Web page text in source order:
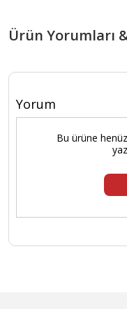
Ürün Yorumları
Yorum
Bu ürüne